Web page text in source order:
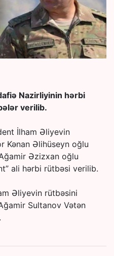
Nazirliyinin hərbi
verilib.
İlham Əliyevin
Kənan Əlihüseyn oğlu
Əzizxan oğlu
ali hərbi rütbəsi verilib.
Əliyevin rütbəsini
Sultanov Vətən